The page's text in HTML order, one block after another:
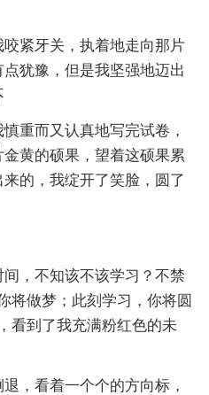
紧牙关，执着地走向那片
犹豫，但是我坚强地迈出
而又认真地写完试卷，
黄的硕果，望着这硕果累
的，我绽开了笑脸，圆了
，不知该不该学习？不禁
将做梦；此刻学习，你将圆
看到了我充满粉红色的未
看着一个个的方向标，